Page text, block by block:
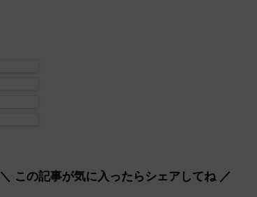
＼ この記事が気に入ったらシェアしてね ／